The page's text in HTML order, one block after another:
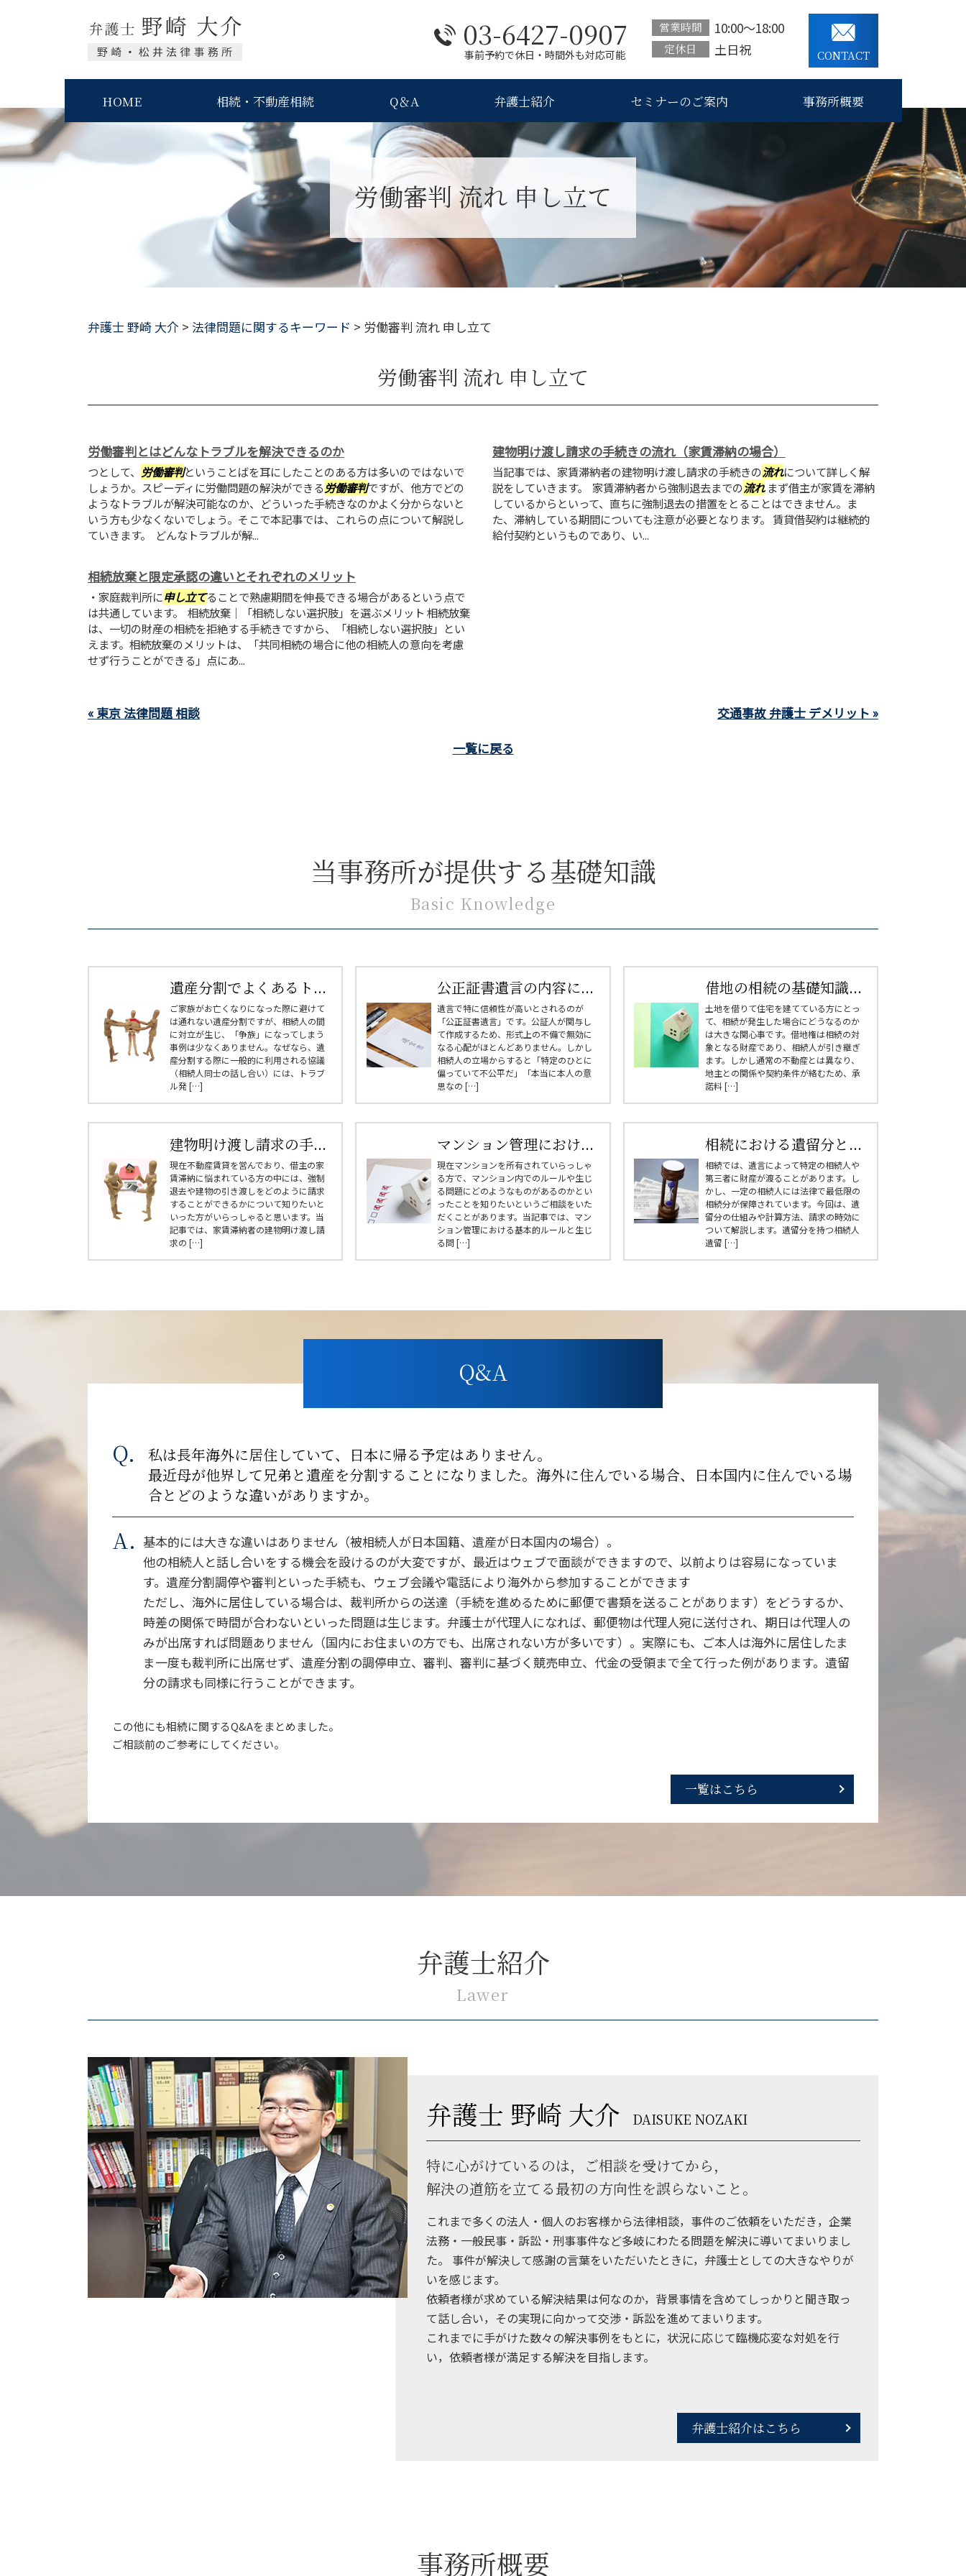
労働審判 流れ 申し立て
03-6427-0907
事前予約で休日・時間外も対応可能
営業時間 10:00～18:00
定休日 土日祝 CONTACT
HOME 相続・不動産相続 Q＆A 弁護士紹介 セミナーのご案内 事務所概要
弁護士 野崎 大介 > 法律問題に関するキーワード > 労働審判 流れ 申し立て
労働審判 流れ 申し立て
労働審判とはどんなトラブルを解決できるのか
つとして、 労働審判ということばを耳にしたことのある方は多いのではないで
しょうか。スピーディに労働問題の解決ができる労働審判ですが、他方でどの
ようなトラブルが解決可能なのか、どういった手続きなのかよく分からないと
いう方も少なくないでしょう。そこで本記事では、これらの点について解説し
ていきます。 どんなトラブルが解...
建物明け渡し請求の手続きの流れ（家賃滞納の場合）
当記事では、家賃滞納者の建物明け渡し請求の手続きの流れについて詳しく解
説をしていきます。 家賃滞納者から強制退去までの流れまず借主が家賃を滞納
しているからといって、直ちに強制退去の措置をとることはできません。ま
た、滞納している期間についても注意が必要となります。 賃貸借契約は継続的
給付契約というものであり、い...
相続放棄と限定承認の違いとそれぞれのメリット
・家庭裁判所に申し立てることで熟慮期間を伸長できる場合があるという点で
は共通しています。 相続放棄｜「相続しない選択肢」を選ぶメリット 相続放棄
は、一切の財産の相続を拒絶する手続きですから、「相続しない選択肢」とい
えます。相続放棄のメリットは、「共同相続の場合に他の相続人の意向を考慮
せず行うことができる」点にあ...
« 東京 法律問題 相談
交通事故 弁護士 デメリット »
一覧に戻る
当事務所が提供する基礎知識
Basic Knowledge
遺産分割でよくあるト...
ご家族がお亡くなりになった際に避けて
は通れない遺産分割ですが、相続人の間
に対立が生じ、「争族」になってしまう
事例は少なくありません。なぜなら、遺
産分割する際に一般的に利用される協議
（相続人同士の話し合い）には、トラブ
ル発 […]
公正証書遺言の内容に...
遺言で特に信頼性が高いとされるのが
「公正証書遺言」です。公証人が関与し
て作成するため、形式上の不備で無効に
なる心配がほとんどありません。しかし
相続人の立場からすると「特定のひとに
偏っていて不公平だ」「本当に本人の意
思なの […]
借地の相続の基礎知識...
土地を借りて住宅を建てている方にとっ
て、相続が発生した場合にどうなるのか
は大きな関心事です。借地権は相続の対
象となる財産であり、相続人が引き継ぎ
ます。しかし通常の不動産とは異なり、
地主との関係や契約条件が絡むため、承
諾料 […]
建物明け渡し請求の手...
現在不動産賃貸を営んでおり、借主の家
賃滞納に悩まれている方の中には、強制
退去や建物の引き渡しをどのように請求
することができるかについて知りたいと
いった方がいらっしゃると思います。当
記事では、家賃滞納者の建物明け渡し請
求の […]
マンション管理におけ...
現在マンションを所有されていらっしゃ
る方で、マンション内でのルールや生じ
る問題にどのようなものがあるのかとい
ったことを知りたいというご相談をいた
だくことがあります。当記事では、マン
ション管理における基本的ルールと生じ
る問 […]
相続における遺留分と...
相続では、遺言によって特定の相続人や
第三者に財産が渡ることがあります。し
かし、一定の相続人には法律で最低限の
相続分が保障されています。今回は、遺
留分の仕組みや計算方法、請求の時効に
ついて解説します。遺留分を持つ相続人
遺留 […]
Q&A
私は長年海外に居住していて、日本に帰る予定はありません。
最近母が他界して兄弟と遺産を分割することになりました。海外に住んでいる場合、日本国内に住んでいる場
合とどのような違いがありますか。
基本的には大きな違いはありません（被相続人が日本国籍、遺産が日本国内の場合）。
他の相続人と話し合いをする機会を設けるのが大変ですが、最近はウェブで面談ができますので、以前よりは容易になっていま
す。遺産分割調停や審判といった手続も、ウェブ会議や電話により海外から参加することができます
ただし、海外に居住している場合は、裁判所からの送達（手続を進めるために郵便で書類を送ることがあります）をどうするか、
時差の関係で時間が合わないといった問題は生じます。弁護士が代理人になれば、郵便物は代理人宛に送付され、期日は代理人の
みが出席すれば問題ありません（国内にお住まいの方でも、出席されない方が多いです）。実際にも、ご本人は海外に居住したま
ま一度も裁判所に出席せず、遺産分割の調停申立、審判、審判に基づく競売申立、代金の受領まで全て行った例があります。遺留
分の請求も同様に行うことができます。
この他にも相続に関するQ&Aをまとめました。
ご相談前のご参考にしてください。
一覧はこちら
弁護士紹介
Lawer
弁護士 野崎 大介 DAISUKE NOZAKI
特に心がけているのは，ご相談を受けてから，
解決の道筋を立てる最初の方向性を誤らないこと。
これまで多くの法人・個人のお客様から法律相談，事件のご依頼をいただき，企業
法務・一般民事・訴訟・刑事事件など多岐にわたる問題を解決に導いてまいりまし
た。 事件が解決して感謝の言葉をいただいたときに，弁護士としての大きなやりが
いを感じます。
依頼者様が求めている解決結果は何なのか，背景事情を含めてしっかりと聞き取っ
て話し合い，その実現に向かって交渉・訴訟を進めてまいります。
これまでに手がけた数々の解決事例をもとに，状況に応じて臨機応変な対処を行
い，依頼者様が満足する解決を目指します。
弁護士紹介はこちら
事務所概要